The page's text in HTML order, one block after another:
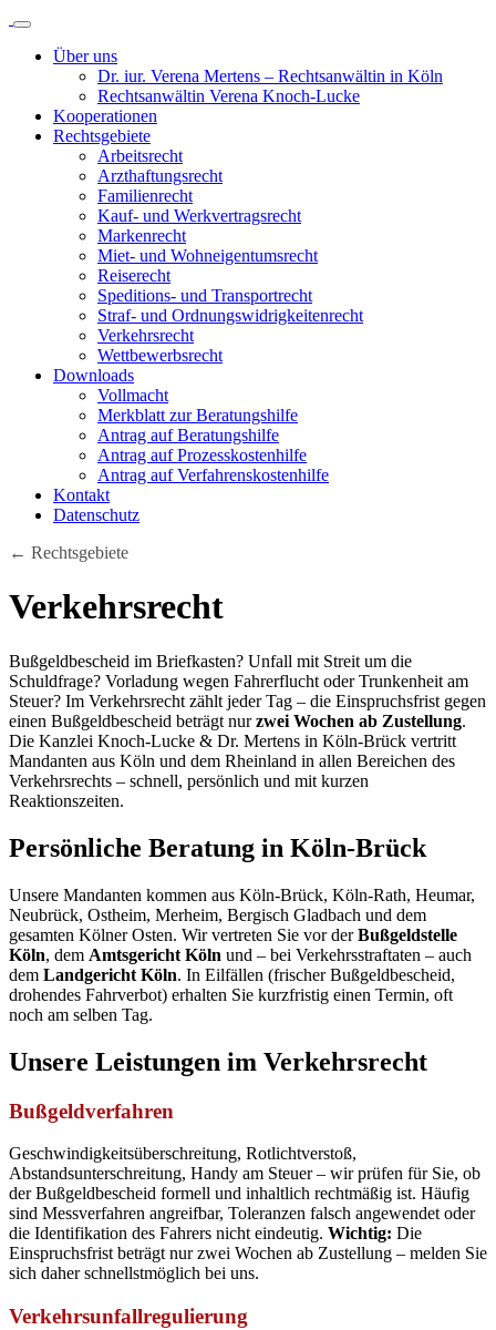
Über uns
Dr. iur. Verena Mertens – Rechtsanwältin in Köln
Rechtsanwältin Verena Knoch-Lucke
Kooperationen
Rechtsgebiete
Arbeitsrecht
Arzthaftungsrecht
Familienrecht
Kauf- und Werkvertragsrecht
Markenrecht
Miet- und Wohneigentumsrecht
Reiserecht
Speditions- und Transportrecht
Straf- und Ordnungswidrigkeitenrecht
Verkehrsrecht
Wettbewerbsrecht
Downloads
Vollmacht
Merkblatt zur Beratungshilfe
Antrag auf Beratungshilfe
Antrag auf Prozesskostenhilfe
Antrag auf Verfahrenskostenhilfe
Kontakt
Datenschutz
← Rechtsgebiete
Verkehrsrecht
Bußgeldbescheid im Briefkasten? Unfall mit Streit um die
Schuldfrage? Vorladung wegen Fahrerflucht oder Trunkenheit am
Steuer? Im Verkehrsrecht zählt jeder Tag – die Einspruchsfrist gegen
einen Bußgeldbescheid beträgt nurzwei Wochen ab Zustellung.
Die Kanzlei Knoch-Lucke & Dr. Mertens in Köln-Brück vertritt
Mandanten aus Köln und dem Rheinland in allen Bereichen des
Verkehrsrechts – schnell, persönlich und mit kurzen
Reaktionszeiten.
Persönliche Beratung in Köln-Brück
Unsere Mandanten kommen aus Köln-Brück, Köln-Rath, Heumar,
Neubrück, Ostheim, Merheim, Bergisch Gladbach und dem
gesamten Kölner Osten. Wir vertreten Sie vor derBußgeldstelle
Köln, dem Amtsgericht Köln und – bei Verkehrsstraftaten – auch
dem Landgericht Köln. In Eilfällen (frischer Bußgeldbescheid,
drohendes Fahrverbot) erhalten Sie kurzfristig einen Termin, oft
noch am selben Tag.
Unsere Leistungen im Verkehrsrecht
Bußgeldverfahren
Geschwindigkeitsüberschreitung, Rotlichtverstoß,
Abstandsunterschreitung, Handy am Steuer – wir prüfen für Sie, ob
der Bußgeldbescheid formell und inhaltlich rechtmäßig ist. Häufig
sind Messverfahren angreifbar, Toleranzen falsch angewendet oder
die Identifikation des Fahrers nicht eindeutig. Wichtig: Die
Einspruchsfrist beträgt nur zwei Wochen ab Zustellung – melden Sie
sich daher schnellstmöglich bei uns.
Verkehrsunfallregulierung